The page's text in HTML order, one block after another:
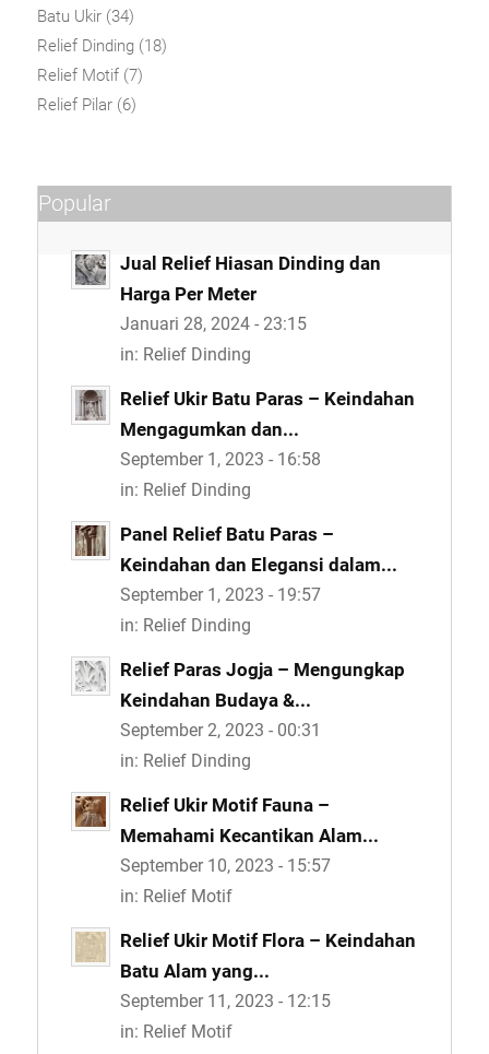
Batu Ukir(34)
Relief Dinding(18)
Relief Motif(7)
Relief Pilar(6)
Popular
Jual Relief Hiasan Dinding dan
Harga Per Meter
Januari 28, 2024 - 23:15
in: Relief Dinding
Relief Ukir Batu Paras – Keindahan
Mengagumkan dan...
September 1, 2023 - 16:58
in: Relief Dinding
Panel Relief Batu Paras –
Keindahan dan Elegansi dalam...
September 1, 2023 - 19:57
in: Relief Dinding
Relief Paras Jogja – Mengungkap
Keindahan Budaya &...
September 2, 2023 - 00:31
in: Relief Dinding
Relief Ukir Motif Fauna –
Memahami Kecantikan Alam...
September 10, 2023 - 15:57
in: Relief Motif
Relief Ukir Motif Flora – Keindahan
Batu Alam yang...
September 11, 2023 - 12:15
in: Relief Motif